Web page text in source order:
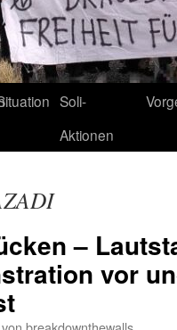
Soli-
Aktionen
–
vor